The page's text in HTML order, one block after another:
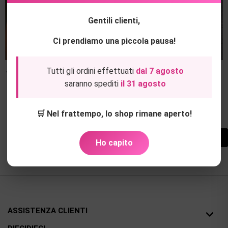
JJXX ACCESSORI ALTRO BANDANA
29,00 €
JJXX PANTALONI XMAS LUREX
COORD
21,00 €
favorite
ASSISTENZA CLIENTI 
Gentili clienti,
Ci prendiamo una piccola pausa!
Tutti gli ordini effettuati dal 7 agosto
saranno spediti il 31 agosto
🛒 Nel frattempo, lo shop rimane aperto!
Ho capito